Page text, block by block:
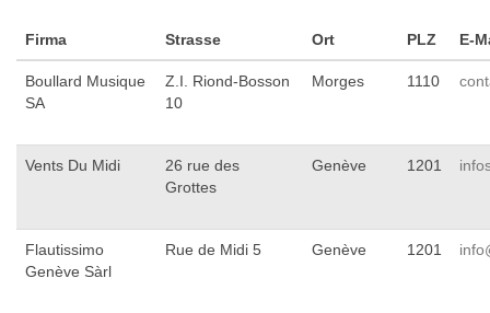
Firma Strasse Ort PLZ E-
Boullard Musique
SA
Z.I. Riond-Bosson
10
Morges 1110
Vents Du Midi
26 rue des
Grottes
Genève 1201
Flautissimo
Genève Sàrl
Rue de Midi 5 Genève 1201